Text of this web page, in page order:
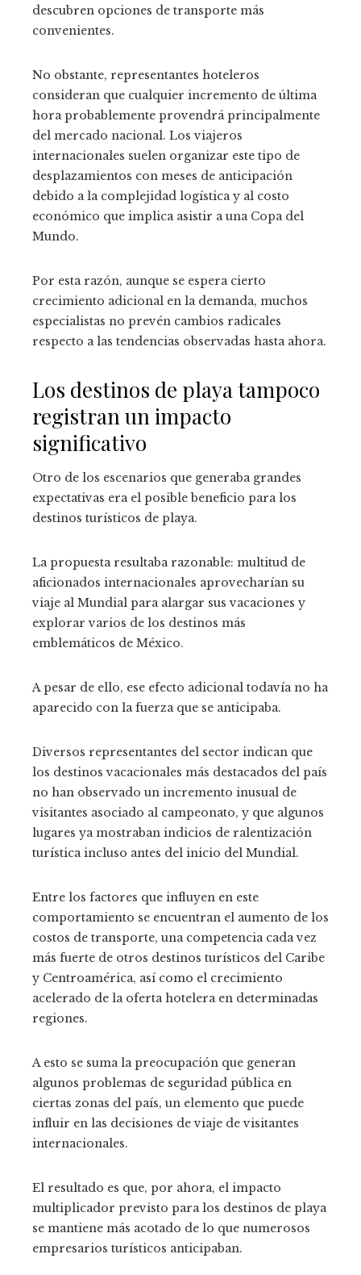
descubren opciones de transporte más
convenientes.
No obstante, representantes hoteleros
consideran que cualquier incremento de última
hora probablemente provendrá principalmente
del mercado nacional. Los viajeros
internacionales suelen organizar este tipo de
desplazamientos con meses de anticipación
debido a la complejidad logística y al costo
económico que implica asistir a una Copa del
Mundo.
Por esta razón, aunque se espera cierto
crecimiento adicional en la demanda, muchos
especialistas no prevén cambios radicales
respecto a las tendencias observadas hasta ahora.
Los destinos de playa tampoco
registran un impacto
significativo
Otro de los escenarios que generaba grandes
expectativas era el posible beneficio para los
destinos turísticos de playa.
La propuesta resultaba razonable: multitud de
aficionados internacionales aprovecharían su
viaje al Mundial para alargar sus vacaciones y
explorar varios de los destinos más
emblemáticos de México.
A pesar de ello, ese efecto adicional todavía no ha
aparecido con la fuerza que se anticipaba.
Diversos representantes del sector indican que
los destinos vacacionales más destacados del país
no han observado un incremento inusual de
visitantes asociado al campeonato, y que algunos
lugares ya mostraban indicios de ralentización
turística incluso antes del inicio del Mundial.
Entre los factores que influyen en este
comportamiento se encuentran el aumento de los
costos de transporte, una competencia cada vez
más fuerte de otros destinos turísticos del Caribe
y Centroamérica, así como el crecimiento
acelerado de la oferta hotelera en determinadas
regiones.
A esto se suma la preocupación que generan
algunos problemas de seguridad pública en
ciertas zonas del país, un elemento que puede
influir en las decisiones de viaje de visitantes
internacionales.
El resultado es que, por ahora, el impacto
multiplicador previsto para los destinos de playa
se mantiene más acotado de lo que numerosos
empresarios turísticos anticipaban.